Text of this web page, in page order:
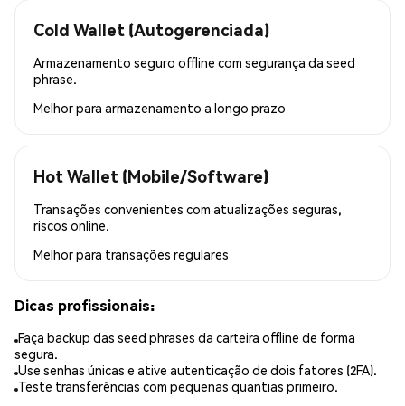
Cold Wallet (Autogerenciada)
Armazenamento seguro offline com segurança da seed
phrase.
Melhor para armazenamento a longo prazo
Hot Wallet (Mobile/Software)
Transações convenientes com atualizações seguras,
riscos online.
Melhor para transações regulares
Dicas profissionais:
Faça backup das seed phrases da carteira offline de forma
segura.
Use senhas únicas e ative autenticação de dois fatores (2FA).
Teste transferências com pequenas quantias primeiro.